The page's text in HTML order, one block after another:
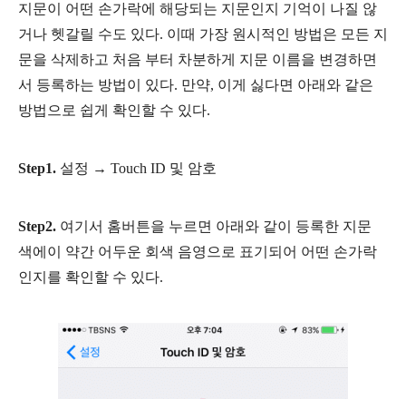
지문이 어떤 손가락에 해당되는 지문인지 기억이 나질 않
거나 헷갈릴 수도 있다. 이때 가장 원시적인 방법은 모든 지
문을 삭제하고 처음 부터 차분하게 지문 이름을 변경하면
서 등록하는 방법이 있다. 만약, 이게 싫다면 아래와 같은
방법으로 쉽게 확인할 수 있다.
Step1. 설정 → Touch ID 및 암호
Step2. 여기서 홈버튼을 누르면 아래와 같이 등록한 지문
색에이 약간 어두운 회색 음영으로 표기되어 어떤 손가락
인지를 확인할 수 있다.